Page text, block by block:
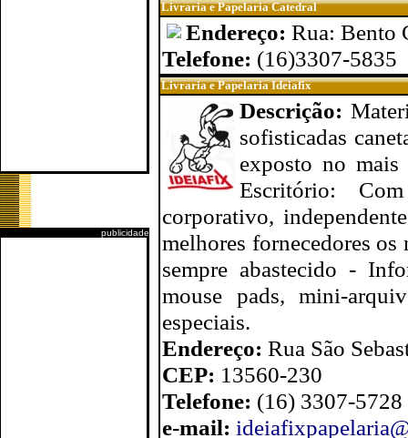
publicidade
Livraria e Papelaria Catedral
Endereço: Rua: Bento
Telefone: (16)3307-5835
Livraria e Papelaria Ideiafix
Descrição:
sofisticadas
exposto no
Escritório:
corporativo,
melhores fornecedores
sempre abastecido -
mouse pads, mini-
especiais.
Endereço: Rua São
CEP: 13560-230
Telefone: (16) 3307-
e-mail: